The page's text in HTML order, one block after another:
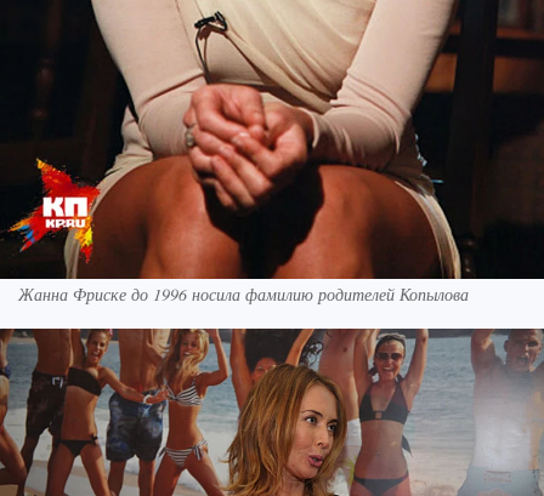
Жанна Фриске до 1996 носила фамилию родителей Копылова